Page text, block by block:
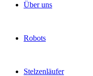
Über uns
Robots
Stelzenläufer